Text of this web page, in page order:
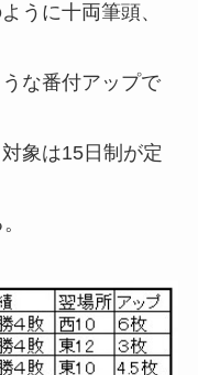
うに十両筆頭、
な番付アップで
象は15日制が定